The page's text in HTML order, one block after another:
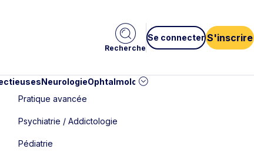
Recherche
Se connecter S'inscrire
NeurologieOphtalmologie
Pratique avancée
Psychiatrie / Addictologie
Pédiatrie